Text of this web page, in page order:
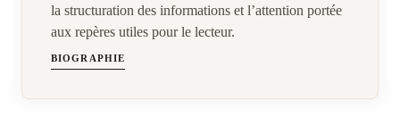
la structuration des informations et l’attention portée
aux repères utiles pour le lecteur.
BIOGRAPHIE